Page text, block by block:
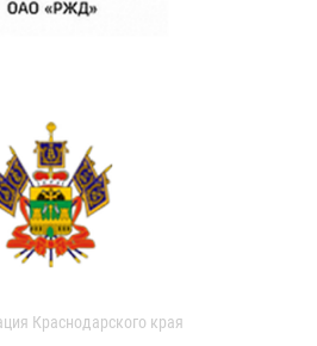
Краснодарского края